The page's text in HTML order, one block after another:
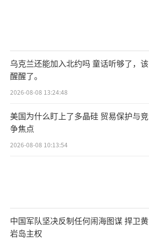
乌克兰还能加入北约吗 童话听够了，该
醒醒了。
2026-08-08 13:24:48
美国为什么盯上了多晶硅 贸易保护与竞
争焦点
2026-08-08 10:13:54
中国军队坚决反制任何闹海图谋 捍卫黄
岩岛主权